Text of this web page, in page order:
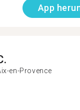
App
en-Provence